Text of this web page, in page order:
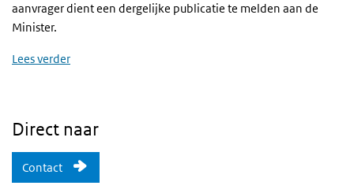
aanvrager dient een dergelijke publicatie te melden aan de
Minister.
Lees verder
Direct naar
Contact